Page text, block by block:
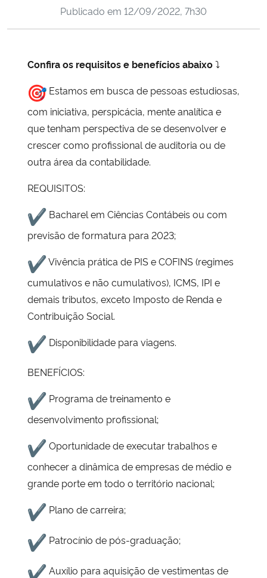
Ministério da Cidadania
Ministério de Minas e Energia
Ministério da Ciência, Tecnologia, Inovações e Comunicações
Ministério do Meio Ambiente
Ministério do Turismo
Controladoria-Geral da União
Ministério da Mulher, da Família e dos Direitos Humanos
Secretaria-Geral
Advocacia-Geral da União
Banco Central do Brasil
Publicado em 12/09/2022, 7h30
Confira os requisitos e benefícios abaixo⤵
Estamos em busca de pessoas estudiosas,
com iniciativa, perspicácia, mente analítica e
que tenham perspectiva de se desenvolver e
crescer como profissional de auditoria ou de
outra área da contabilidade.
REQUISITOS:
️ Bacharel em Ciências Contábeis ou com
previsão de formatura para 2023;
️ Vivência prática de PIS e COFINS (regimes
cumulativos e não cumulativos), ICMS, IPI e
demais tributos, exceto Imposto de Renda e
Contribuição Social.
️ Disponibilidade para viagens.
BENEFÍCIOS:
️ Programa de treinamento e
desenvolvimento profissional;
️ Oportunidade de executar trabalhos e
conhecer a dinâmica de empresas de médio e
grande porte em todo o território nacional;
️ Plano de carreira;
️ Patrocínio de pós-graduação;
️ Auxílio para aquisição de vestimentas de